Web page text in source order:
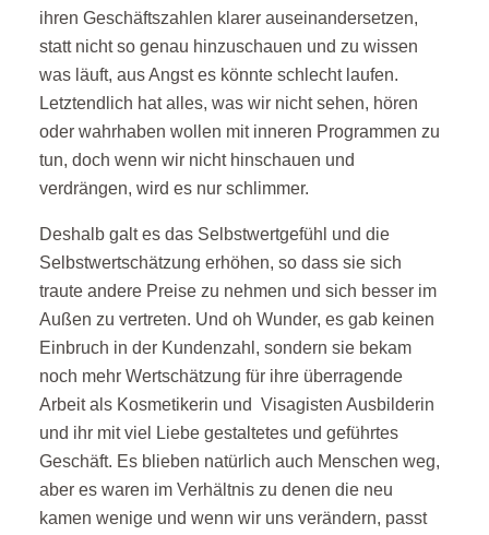
ihren Geschäftszahlen klarer auseinandersetzen,
statt nicht so genau hinzuschauen und zu wissen
was läuft, aus Angst es könnte schlecht laufen.
Letztendlich hat alles, was wir nicht sehen, hören
oder wahrhaben wollen mit inneren Programmen zu
tun, doch wenn wir nicht hinschauen und
verdrängen, wird es nur schlimmer.
Deshalb galt es das Selbstwertgefühl und die
Selbstwertschätzung erhöhen, so dass sie sich
traute andere Preise zu nehmen und sich besser im
Außen zu vertreten. Und oh Wunder, es gab keinen
Einbruch in der Kundenzahl, sondern sie bekam
noch mehr Wertschätzung für ihre überragende
Arbeit als Kosmetikerin und Visagisten Ausbilderin
und ihr mit viel Liebe gestaltetes und geführtes
Geschäft. Es blieben natürlich auch Menschen weg,
aber es waren im Verhältnis zu denen die neu
kamen wenige und wenn wir uns verändern, passt